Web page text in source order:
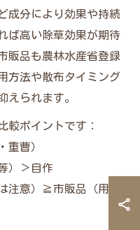
成分により効果や持続
ば高い除草効果が期待
販品も農林水産省登録
方法や散布タイミング
えられます。
較ポイントです：
重曹）
）＞自作
注意）≧市販品（用法